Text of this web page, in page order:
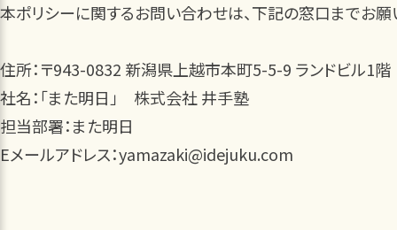
本ポリシーに関するお問い合わせは、下記の窓口までお願
住所：〒943-0832 新潟県上越市本町5-5-9 ランドビル1階
社名：「また明日」 株式会社 井手塾
担当部署：また明日
Eメールアドレス：yamazaki@idejuku.com